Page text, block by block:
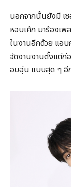
นอกจากนั้นยังมี เ
หอบเค้ก มาร้องเพ
ในงานอีกด้วย แอบ
จัดงานงานตั้งแต่ก่
อบอุ่น แบบสุด ๆ อี